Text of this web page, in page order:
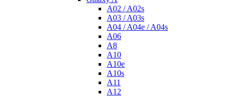
A02 / A02s
A03 / A03s
A04 / A04e / A04s
A06
A8
A10
A10e
A10s
A11
A12